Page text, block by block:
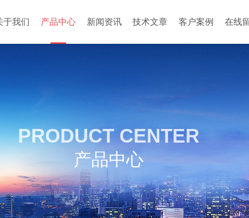
于我们 产品中心 新闻资讯 技术文章 客户案例 在线
PRODUCT CENTER
产品中心